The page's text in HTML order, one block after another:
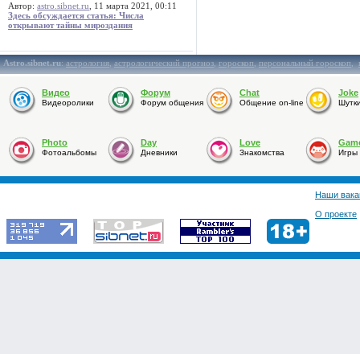
Автор: astro.sibnet.ru , 11 марта 2021, 00:11
Здесь обсуждается статья: Числа
открывают тайны мироздания
Astro.sibnet.ru:астрология,астрологический прогноз,гороскоп,персональный гороскоп,
Видео
Видеоролики
Форум
Форум общения
Chat
Общение on-line
Joke
Photo
Фотоальбомы
Day
Дневники
Love
Знакомства Игры
Наши
О проекте